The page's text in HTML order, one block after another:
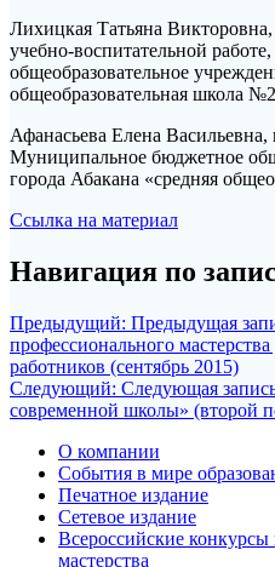
Лихицкая Татьяна Викторовна,
учебно-воспитательной
общеобразовательное
общеобразовательная школа
Афанасьева Елена Васильевна,
Муниципальное бюджетное
города Абакана «средняя
Ссылка на материал
Навигация по
Предыдущий: Предыдущая
профессионального
работников (сентябрь 2015)
Следующий: Следующая
современной школы» (второй
О компании
События в мире
Печатное издание
Сетевое издание
Всероссийские
мастерства